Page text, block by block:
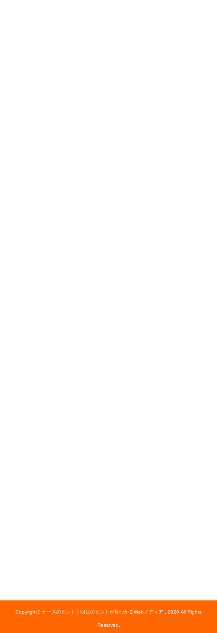
Copyright© ナースのヒント｜明日のヒントが見つかるWebメディア , 2020 All Rights
Reserved.